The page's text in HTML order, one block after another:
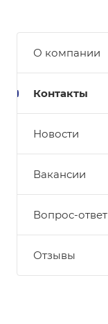
О компании
Контакты
Новости
Вакансии
Вопрос-ответ
Отзывы